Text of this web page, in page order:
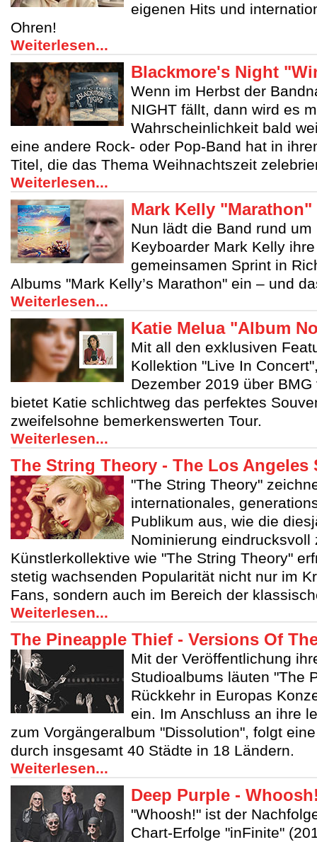
eigenen Hits und
Ohren!
Weiterlesen...
Blackmore's Night
Wenn im Herbst der
NIGHT fällt, dann wird es
Wahrscheinlichkeit bald
eine andere Rock- oder Pop-Band hat in
Titel, die das Thema Weihnachtszeit
Weiterlesen...
Mark Kelly "Marathon"
Nun lädt die Band rund um
Keyboarder Mark Kelly
gemeinsamen Sprint in
Albums "Mark Kelly’s Marathon" ein – und
Weiterlesen...
Katie Melua "Album
Mit all den exklusiven
Kollektion "Live In
Dezember 2019 über
bietet Katie schlichtweg das perfektes
zweifelsohne bemerkenswerten Tour.
Weiterlesen...
The String Theory - The Los Angeles
"The String Theory"
internationales,
Publikum aus, wie die
Nominierung eindrucksvoll
Künstlerkollektive wie "The String Theory"
stetig wachsenden Popularität nicht nur im
Fans, sondern auch im Bereich der
Weiterlesen...
The Pineapple Thief - Versions Of
Mit der Veröffentlichung
Studioalbums läuten "The
Rückkehr in Europas
ein. Im Anschluss an ihre
zum Vorgängeralbum "Dissolution", folgt
durch insgesamt 40 Städte in 18 Ländern.
Weiterlesen...
Deep Purple -
"Whoosh!" ist der
Chart-Erfolge "inFinite"